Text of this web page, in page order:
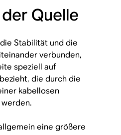
Quelle
Stabilität und die
verbunden,
speziell auf
die durch die
kabellosen
eine größere